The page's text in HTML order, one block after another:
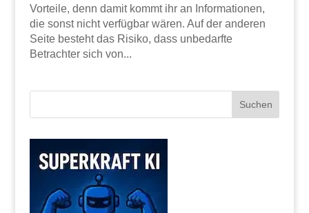
Vorteile, denn damit kommt ihr an Informationen,
die sonst nicht verfügbar wären. Auf der anderen
Seite besteht das Risiko, dass unbedarfte
Betrachter sich von...